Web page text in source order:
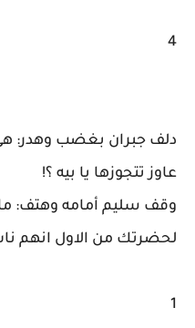
4
دلف جبران بغضب وهدر:
عاوز تتجوزها يا بيه ؟!
وقف سليم أمامه وهتف:
لحضرتك من الاول انهم
1